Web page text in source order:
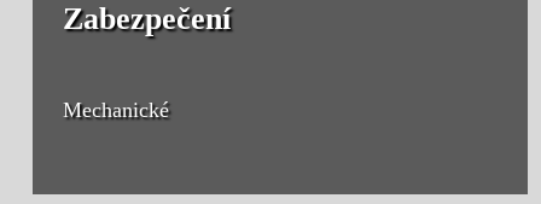
Zabezpečení
Mechanické